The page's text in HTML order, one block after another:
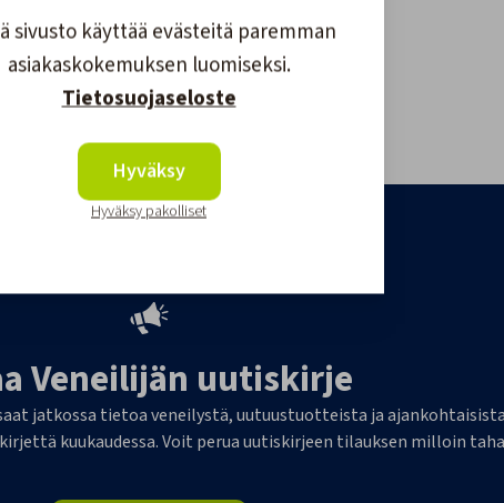
Veneilijän uutiskirje
jatkossa tietoa veneilystä, uutuustuotteista ja
kuukaudessa. Voit perua uutiskirjeen tilauksen milloin
sivusto käyttää evästeitä paremman
asiakaskokemuksen luomiseksi.
Tietosuojaseloste
Hyväksy
Hyväksy pakolliset